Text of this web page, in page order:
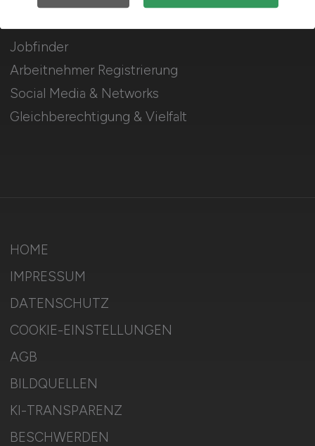
Jobfinder
Arbeitnehmer Registrierung
Social Media & Networks
Gleichberechtigung & Vielfalt
HOME
IMPRESSUM
DATENSCHUTZ
COOKIE-EINSTELLUNGEN
AGB
BILDQUELLEN
KI-TRANSPARENZ
BESCHWERDEN